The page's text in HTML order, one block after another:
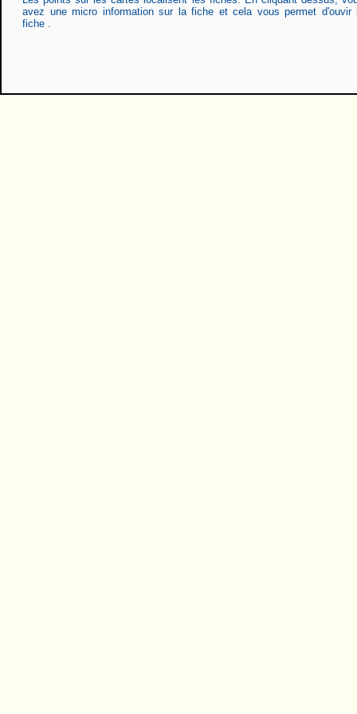
avez une micro information sur la fiche et cela vous permet d'ouvir
fiche .